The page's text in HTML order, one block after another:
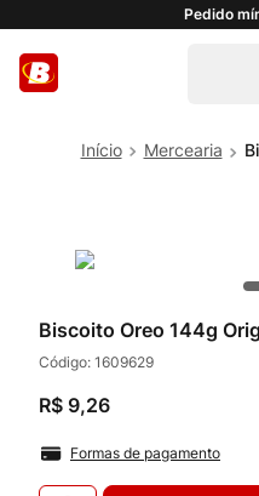
Pedido
Mercearia
Biscoito Oreo 144g
Código: 1609629
R$ 9,26
Formas de pagamento